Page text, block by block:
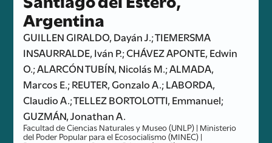
Argentina
GUILLEN GIRALDO, Dayán J.; TIEMERSMA
INSAURRALDE, Iván P.; CHÁVEZ APONTE, Edwin
O.; ALARCÓN TUBÍN, Nicolás M.; ALMADA,
Marcos E.; REUTER, Gonzalo A.; LABORDA,
Claudio A.; TELLEZ BORTOLOTTI, Emmanuel;
GUZMÁN, Jonathan A.
Facultad de Ciencias Naturales y Museo (UNLP) | Ministerio
del Poder Popular para el Ecosocialismo (MINEC) |